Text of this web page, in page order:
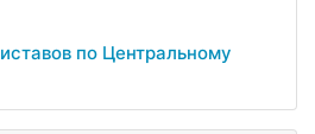
по Центральному